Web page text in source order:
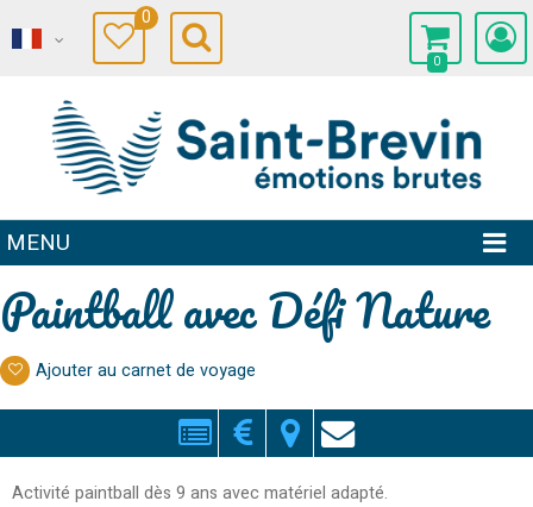
0
0
MENU
Paintball avec Défi Nature
Ajouter au carnet de voyage
Activité paintball dès 9 ans avec matériel adapté.